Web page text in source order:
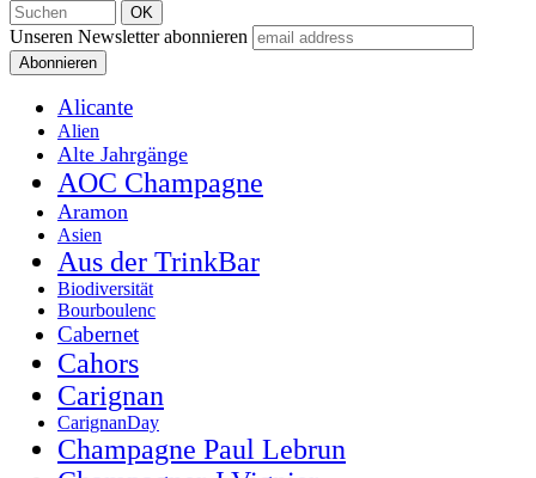
Unseren Newsletter abonnieren
Alicante
Alien
Alte Jahrgänge
AOC Champagne
Aramon
Asien
Aus der TrinkBar
Biodiversität
Bourboulenc
Cabernet
Cahors
Carignan
CarignanDay
Champagne Paul Lebrun